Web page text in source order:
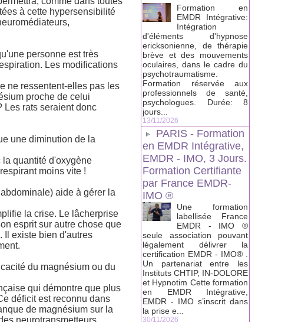
à cette hypersensibilité
personne est très
Les modifications
ne ressentent-elles pas les
proche de celui
Les rats seraient donc
une diminution de la
quantité d'oxygène
moins vite !
aide à gérer la
la crise. Le lâcherprise
esprit sur autre chose que
Il existe bien d'autres
du magnésium ou du
qui démontre que plus
déficit est reconnu dans
de magnésium sur la
neurotransmetteurs
Formation en
EMDR Intégrative:
Intégration
d'éléments d'hypnose
ericksonienne, de thérapie
brève et des mouvements
oculaires, dans le cadre du
psychotraumatisme.
Formation réservée aux
professionnels de santé,
psychologues. Durée: 8
jours...
13/11/2026
PARIS - Formation
en EMDR Intégrative,
EMDR - IMO, 3 Jours.
Formation Certifiante
par France EMDR-
IMO ®
Une formation
labellisée France
EMDR - IMO ®
seule association pouvant
légalement délivrer la
certification EMDR - IMO® .
Un partenariat entre les
Instituts CHTIP, IN-DOLORE
et Hypnotim Cette formation
en EMDR Intégrative,
EMDR - IMO s’inscrit dans
la prise e...
30/11/2026